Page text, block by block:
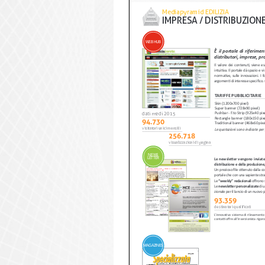
Mediapyramid EDILIZIA
IMprEsA / DIstr IbuZIon
93.359
destinatari qualificati
WEB HUB
94.730
visitatori unici mensili
dati medi 2015
256.718
visualizzazioni di pagina
è
il portale di
distributori,
Il valore dei
intuitiva. Il portale
normative, sulle
argomenti di
Le newsletter vengono
distribuzione e della
Un prezioso file
portale che con
Le “weekly” redazionali
Le
newsletter personalizzate
zionale per il lancio di
L’innovativo sistema di
contatti offre all’inserzionista
NEWS
LETTER
MAGAZINES
TARIFFE PUBBLICITARIE
Skin (1200x700 pixel)
Super banner (728x90 pixel)
Pushbar - F.to Strip (925x40
Rectangle banner (180x150
Traditional banner (468x60
Le quotazioni sono